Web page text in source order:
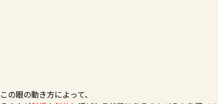
この眼の動き方によって、